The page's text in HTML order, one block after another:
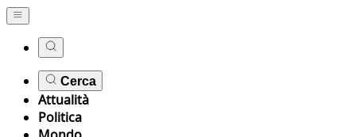
Cerca
Attualità
Politica